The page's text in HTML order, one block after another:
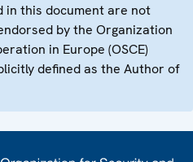
in this document are not
by the Organization
in Europe (OSCE)
defined as the Author of